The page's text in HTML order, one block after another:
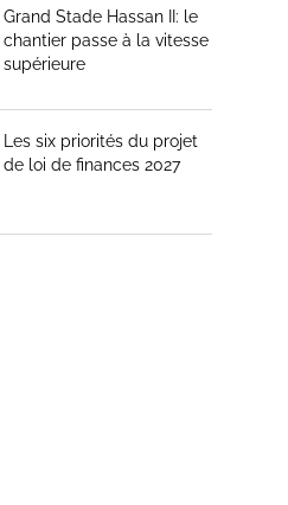
Grand Stade Hassan II: le
chantier passe à la vitesse
supérieure
Les six priorités du projet
de loi de finances 2027